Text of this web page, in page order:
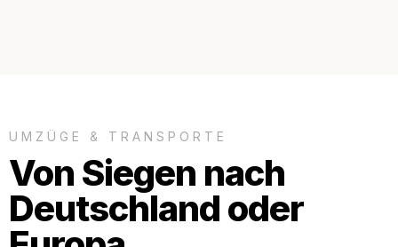
UMZÜGE & TRANSPORTE
Von Siegen nach
Deutschland oder